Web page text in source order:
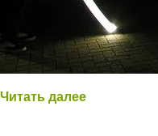
Читать далее